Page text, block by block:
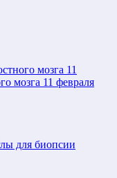
мозга 11
мозга 11 февраля
для биопсии